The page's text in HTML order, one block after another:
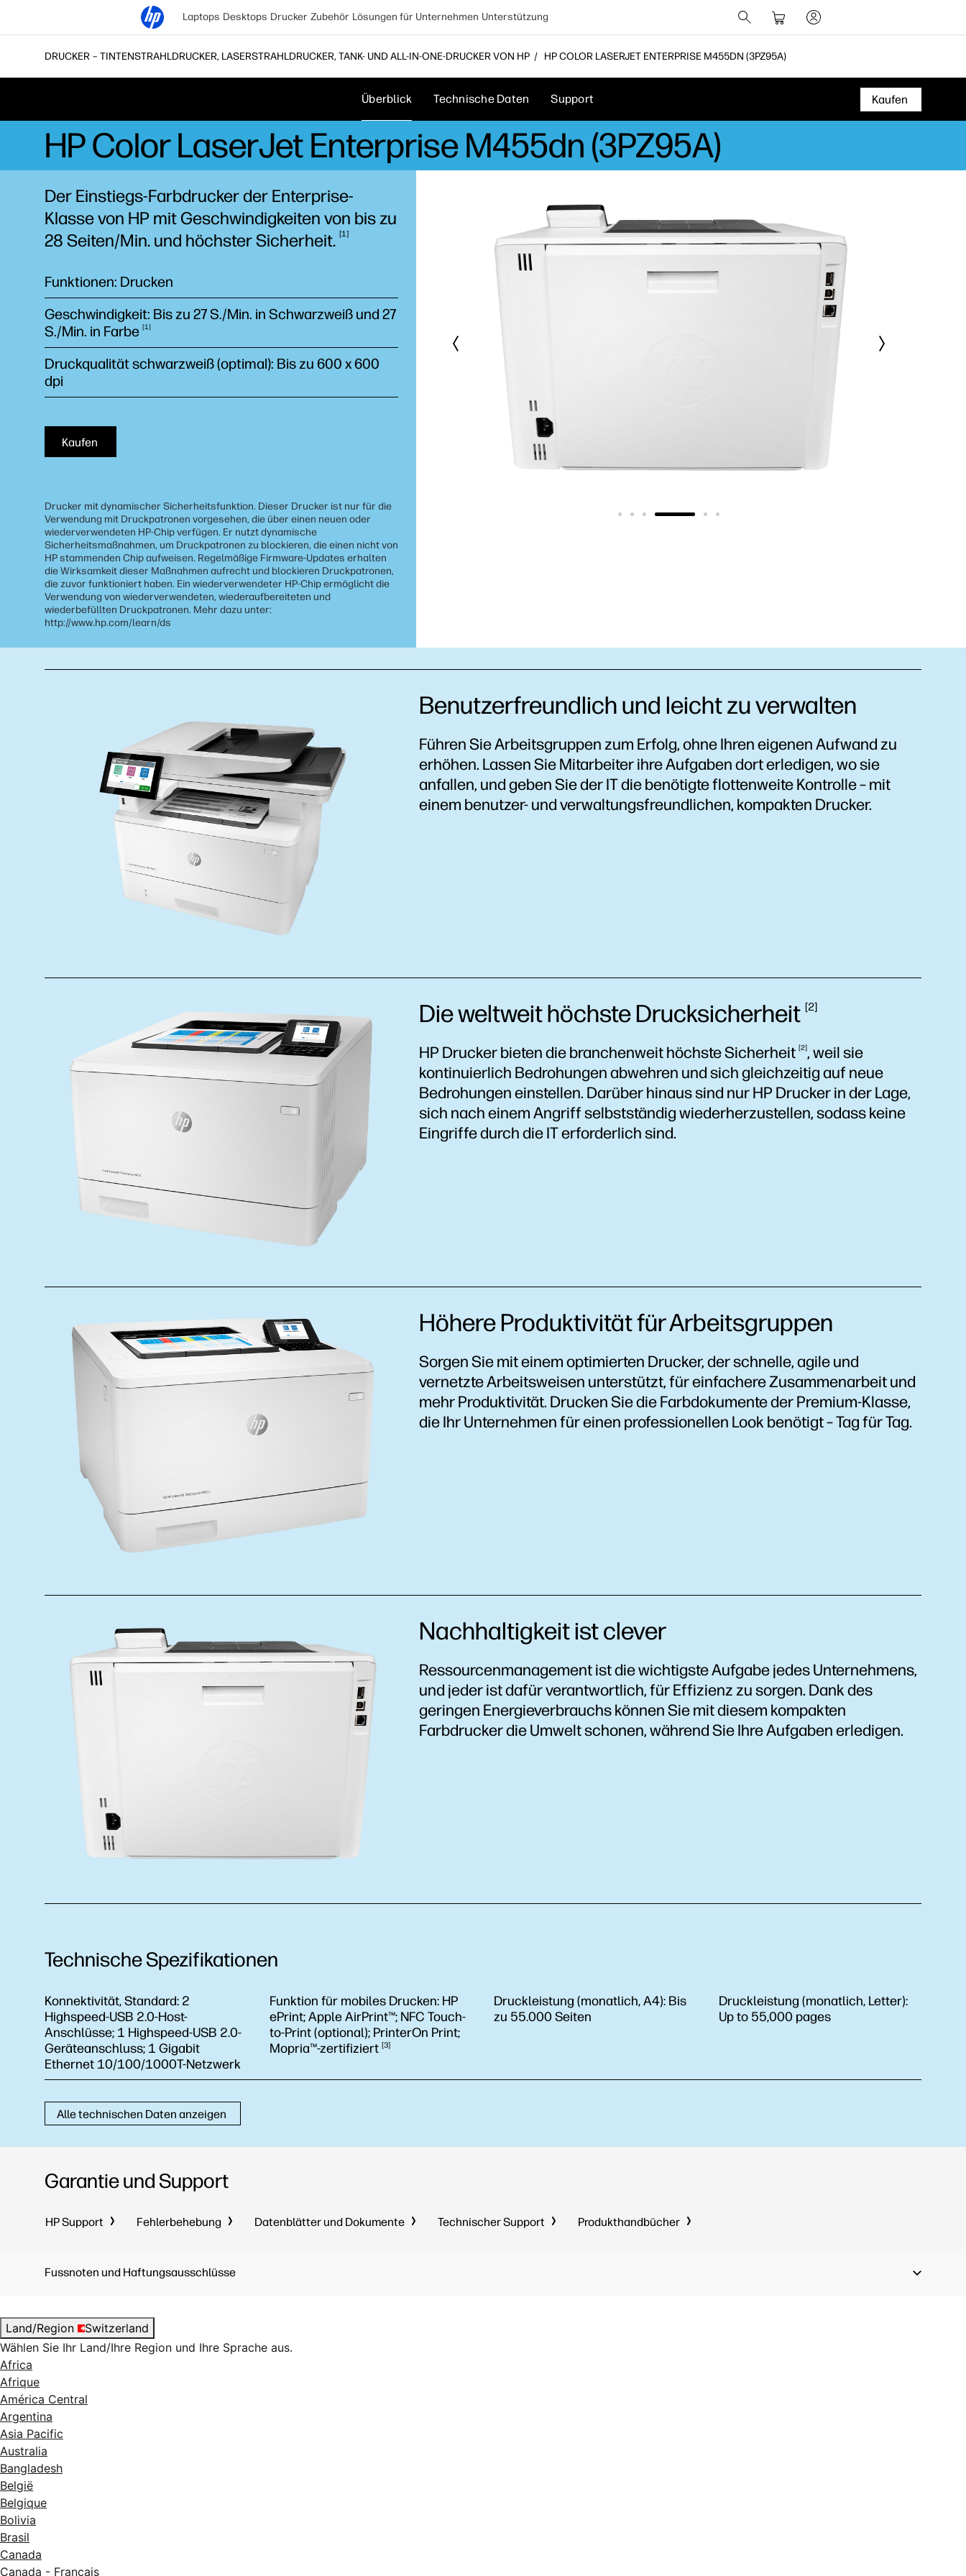
Laptops Desktops Drucker Zubehör Lösungen für Unternehmen Unterstützung
DRUCKER – TINTENSTRAHLDRUCKER, LASERSTRAHLDRUCKER, TANK- UND ALL-IN-ONE-DRUCKER VON HP HP COLOR LASERJET ENTERPRISE M455DN (3PZ95A)
Überblick Technische Daten Support Kaufen
HP Color LaserJet Enterprise M455dn (3PZ95A)
Der Einstiegs-Farbdrucker der Enterprise-
Klasse von HP mit Geschwindigkeiten von bis zu
28 Seiten/Min. und höchsterSicherheit. 1
Funktionen: Drucken
Geschwindigkeit: Bis zu 27 S./Min. in Schwarzweiß und 27
S./Min. in Farbe 1
Druckqualität schwarzweiß (optimal): Bis zu 600 x 600
dpi
Kaufen
Drucker mit dynamischer Sicherheitsfunktion. Dieser Drucker ist nur für die
Verwendung mit Druckpatronen vorgesehen, die über einen neuen oder
wiederverwendeten HP-Chip verfügen. Er nutzt dynamische
Sicherheitsmaßnahmen, um Druckpatronen zu blockieren, die einen nicht von
HP stammenden Chip aufweisen. Regelmäßige Firmware-Updates erhalten
die Wirksamkeit dieser Maßnahmen aufrecht und blockieren Druckpatronen,
die zuvor funktioniert haben. Ein wiederverwendeter HP-Chip ermöglicht die
Verwendung von wiederverwendeten, wiederaufbereiteten und
wiederbefüllten Druckpatronen. Mehr dazu unter:
http://www.hp.com/learn/ds
Benutzerfreundlich und leicht zu verwalten
Führen Sie Arbeitsgruppen zum Erfolg, ohne Ihren eigenen Aufwand zu
erhöhen. Lassen Sie Mitarbeiter ihre Aufgaben dort erledigen, wo sie
anfallen, und geben Sie der IT die benötigte flottenweite Kontrolle – mit
einem benutzer- und verwaltungsfreundlichen, kompakten Drucker.
Die weltweit höchsteDrucksicherheit 2
HP Drucker bieten die branchenweit höchsteSicherheit 2 , weil sie
kontinuierlich Bedrohungen abwehren und sich gleichzeitig auf neue
Bedrohungen einstellen. Darüber hinaus sind nur HP Drucker in der Lage,
sich nach einem Angriff selbstständig wiederherzustellen, sodass keine
Eingriffe durch die IT erforderlich sind.
Höhere Produktivität für Arbeitsgruppen
Sorgen Sie mit einem optimierten Drucker, der schnelle, agile und
vernetzte Arbeitsweisen unterstützt, für einfachere Zusammenarbeit und
mehr Produktivität. Drucken Sie die Farbdokumente der Premium-Klasse,
die Ihr Unternehmen für einen professionellen Look benötigt – Tag für Tag.
Nachhaltigkeit ist clever
Ressourcenmanagement ist die wichtigste Aufgabe jedes Unternehmens,
und jeder ist dafür verantwortlich, für Effizienz zu sorgen. Dank des
geringen Energieverbrauchs können Sie mit diesem kompakten
Farbdrucker die Umwelt schonen, während Sie Ihre Aufgaben erledigen.
Technische Spezifikationen
Konnektivität, Standard: 2
Highspeed-USB 2.0-Host-
Anschlüsse; 1 Highspeed-USB 2.0-
Geräteanschluss; 1 Gigabit
Ethernet 10/100/1000T-Netzwerk
Funktion für mobiles Drucken: HP
ePrint; Apple AirPrint™; NFC Touch-
to-Print (optional); PrinterOn Print;
Mopria™-zertifiziert 3
Druckleistung (monatlich, A4): Bis
zu 55.000 Seiten
Druckleistung (monatlich, Letter):
Up to 55,000 pages
Alle technischen Daten anzeigen
Garantie und Support
HP Support Fehlerbehebung Datenblätter und Dokumente Technischer Support Produkthandbücher
Fussnoten und Haftungsausschlüsse
Land/Region
Switzerland
Wählen Sie Ihr Land/Ihre Region und Ihre Sprache aus.
Africa
Afrique
América Central
Argentina
Asia Pacific
Australia
Bangladesh
België
Belgique
Bolivia
Brasil
Canada
Canada - Français